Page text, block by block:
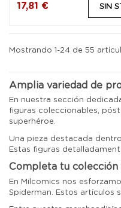
17,81 € SIN
Mostrando 1-24 de 55
Amplia variedad de
En nuestra sección
figuras coleccionables,
superhéroe.
Una pieza destacada
Estas figuras
Completa tu colección
En Milcomics nos
Spiderman. Estos artículos